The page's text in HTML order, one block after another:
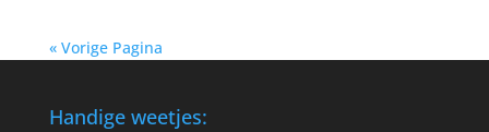
« Vorige Pagina
Handige weetjes: